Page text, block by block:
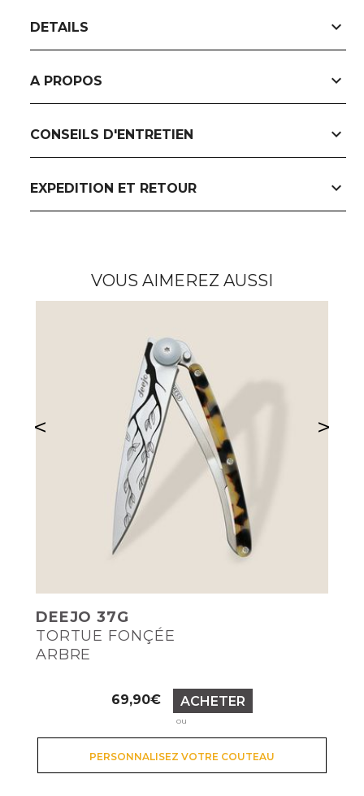
DETAILS expand_more
A PROPOS expand_more
CONSEILS D'ENTRETIEN expand_more
EXPEDITION ET RETOUR expand_more
VOUS AIMEREZ AUSSI
DEEJO 37G
TORTUE FONÇÉE
ARBRE
Prix
69,90€ ACHETER
ou
PERSONNALISEZ VOTRE COUTEAU
< >